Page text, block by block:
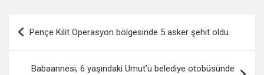
Yazı
gezinmesi
Pençe Kilit Operasyon bölgesinde 5 asker şehit oldu
Babaannesi, 6 yaşındaki Umut’u belediye otobüsünde